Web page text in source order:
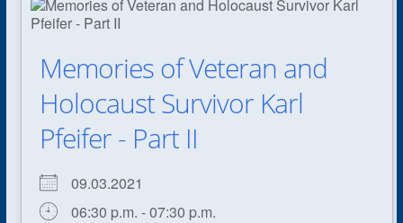
Memories of Veteran and
Holocaust Survivor Karl
Pfeifer - Part II
09.03.2021
06:30 p.m. - 07:30 p.m.